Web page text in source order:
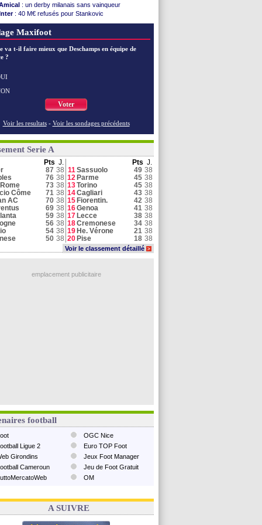
: un derby milanais sans vainqueur
: 40 M€ refusés pour Stankovic
: Buffon vote Vicario
: Lindstrøm reste à Naples
: De Bruyne devrait finalement rester
Ittihad: une offre de l'Inter pour Diaby
Voir toutes les brèves
Maxifoot
va t-il faire mieux que Deschamps en équipe de
?
Voter
Voir les resultats - Voir les sondages précédents
Serie A
Pts J. Pts J.
87 38 11Sassuolo 49 38
76 38 12 Parme 45 38
73 38 13Torino 45 38
Côme 71 38 14Cagliari 43 38
AC 70 38 15 Fiorentin. 42 38
69 38 16Genoa 41 38
59 38 17 Lecce 38 38
56 38 18Cremonese 34 38
54 38 19 He. Vérone 21 38
50 38 20 Pise 18 38
Voir le classement détaillé >
emplacement publicitaire
football
Ligue 2
Girondins
Cameroun
OGC Nice
Euro TOP Foot
Jeux Foot Manager
Jeu de Foot Gratuit
OM
A SUIVRE